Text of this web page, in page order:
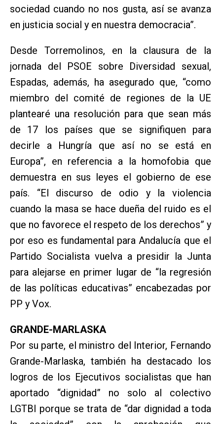
sociedad cuando no nos gusta, así se avanza
en justicia social y en nuestra democracia”.
Desde Torremolinos, en la clausura de la
jornada del PSOE sobre Diversidad sexual,
Espadas, además, ha asegurado que, “como
miembro del comité de regiones de la UE
plantearé una resolución para que sean más
de 17 los países que se signifiquen para
decirle a Hungría que así no se está en
Europa”, en referencia a la homofobia que
demuestra en sus leyes el gobierno de ese
país. “El discurso de odio y la violencia
cuando la masa se hace dueña del ruido es el
que no favorece el respeto de los derechos” y
por eso es fundamental para Andalucía que el
Partido Socialista vuelva a presidir la Junta
para alejarse en primer lugar de “la regresión
de las políticas educativas” encabezadas por
PP y Vox.
GRANDE-MARLASKA
Por su parte, el ministro del Interior, Fernando
Grande-Marlaska, también ha destacado los
logros de los Ejecutivos socialistas que han
aportado “dignidad” no solo al colectivo
LGTBI porque se trata de “dar dignidad a toda